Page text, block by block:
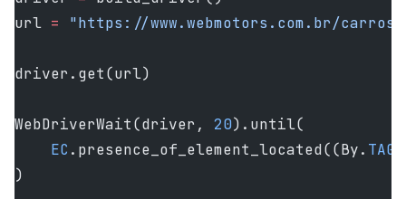
url = "https://www.webmotors.com.br/carros/
driver.get(url)
WebDriverWait(driver, 20).until(
    EC
.presence_of_element_located((By.
)